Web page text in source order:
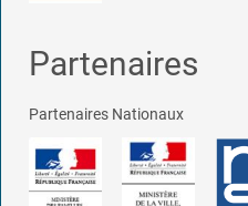
Partenaires
Partenaires Nationaux